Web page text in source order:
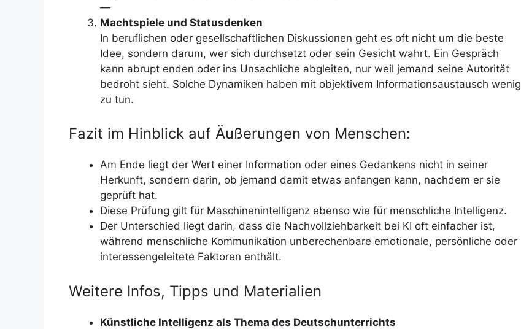
—
Machtspiele und Statusdenken
In beruflichen oder gesellschaftlichen Diskussionen geht es oft nicht um die beste
Idee, sondern darum, wer sich durchsetzt oder sein Gesicht wahrt. Ein Gespräch
kann abrupt enden oder ins Unsachliche abgleiten, nur weil jemand seine Autorität
bedroht sieht. Solche Dynamiken haben mit objektivem Informationsaustausch wenig
zu tun.
Fazit im Hinblick auf Äußerungen von Menschen:
Am Ende liegt der Wert einer Information oder eines Gedankens nicht in seiner
Herkunft, sondern darin, ob jemand damit etwas anfangen kann, nachdem er sie
geprüft hat.
Diese Prüfung gilt für Maschinenintelligenz ebenso wie für menschliche Intelligenz.
Der Unterschied liegt darin, dass die Nachvollziehbarkeit bei KI oft einfacher ist,
während menschliche Kommunikation unberechenbare emotionale, persönliche oder
interessengeleitete Faktoren enthält.
Weitere Infos, Tipps und Materialien
Künstliche Intelligenz als Thema des Deutschunterrichts